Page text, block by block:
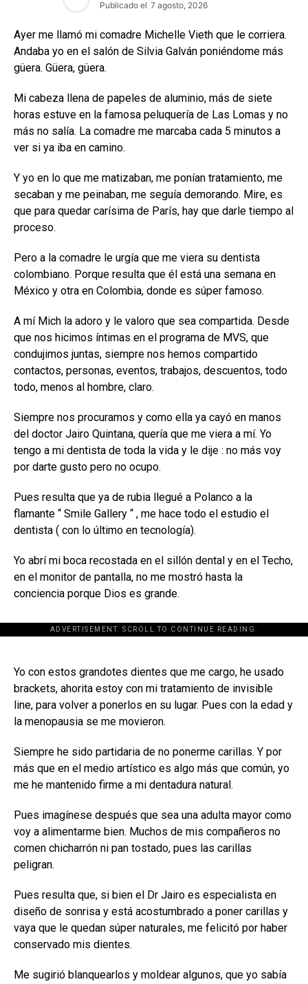
Publicado el 7 agosto, 2026
Ayer me llamó mi comadre Michelle Vieth que le corriera.
Andaba yo en el salón de Silvia Galván poniéndome más
güera. Güera, güera.
Mi cabeza llena de papeles de aluminio, más de siete
horas estuve en la famosa peluquería de Las Lomas y no
más no salía. La comadre me marcaba cada 5 minutos a
ver si ya iba en camino.
Y yo en lo que me matizaban, me ponían tratamiento, me
secaban y me peinaban, me seguía demorando. Mire, es
que para quedar carísima de París, hay que darle tiempo al
proceso.
Pero a la comadre le urgía que me viera su dentista
colombiano. Porque resulta que él está una semana en
México y otra en Colombia, donde es súper famoso.
A mí Mich la adoro y le valoro que sea compartida. Desde
que nos hicimos íntimas en el programa de MVS, que
condujimos juntas, siempre nos hemos compartido
contactos, personas, eventos, trabajos, descuentos, todo
todo, menos al hombre, claro.
Siempre nos procuramos y como ella ya cayó en manos
del doctor Jairo Quintana, quería que me viera a mí. Yo
tengo a mi dentista de toda la vida y le dije : no más voy
por darte gusto pero no ocupo.
Pues resulta que ya de rubia llegué a Polanco a la
flamante “ Smile Gallery “ , me hace todo el estudio el
dentista ( con lo último en tecnología).
Yo abrí mi boca recostada en el sillón dental y en el Techo,
en el monitor de pantalla, no me mostró hasta la
conciencia porque Dios es grande.
ADVERTISEMENT. SCROLL TO CONTINUE READING.
[adsforwp id="243463"]
Yo con estos grandotes dientes que me cargo, he usado
brackets, ahorita estoy con mi tratamiento de invisible
line, para volver a ponerlos en su lugar. Pues con la edad y
la menopausia se me movieron.
Siempre he sido partidaria de no ponerme carillas. Y por
más que en el medio artístico es algo más que común, yo
me he mantenido firme a mi dentadura natural.
Pues imagínese después que sea una adulta mayor como
voy a alimentarme bien. Muchos de mis compañeros no
comen chicharrón ni pan tostado, pues las carillas
peligran.
Pues resulta que, si bien el Dr Jairo es especialista en
diseño de sonrisa y está acostumbrado a poner carillas y
vaya que le quedan súper naturales, me felicitó por haber
conservado mis dientes.
Me sugirió blanquearlos y moldear algunos, que yo sabía